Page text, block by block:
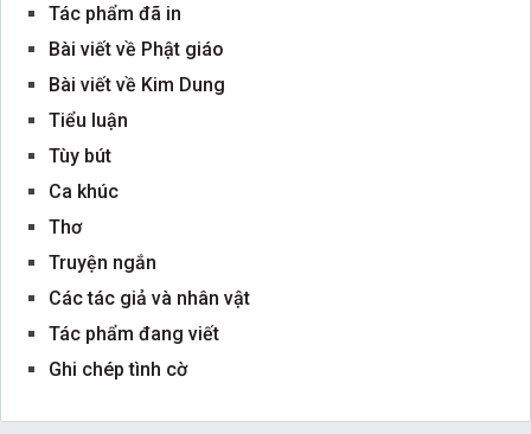
Tác phẩm đã in
Bài viết về Phật giáo
Bài viết về Kim Dung
Tiểu luận
Tùy bút
Ca khúc
Thơ
Truyện ngắn
Các tác giả và nhân vật
Tác phẩm đang viết
Ghi chép tình cờ